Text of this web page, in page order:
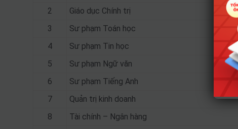
2
Giáo dục Chính trị
3
Sư phạm Toán học
4
Sư phạm Tin học
5
Sư phạm Ngữ văn
6
Sư phạm Tiếng Anh
7
Quản trị kinh doanh
8
Tài chính – Ngân hàng